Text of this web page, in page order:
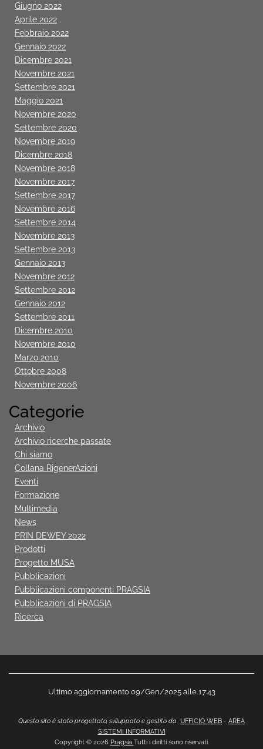
Giugno 2022
Aprile 2022
Febbraio 2022
Gennaio 2022
Dicembre 2021
Novembre 2021
Settembre 2021
Maggio 2021
Novembre 2020
Settembre 2020
Novembre 2019
Dicembre 2018
Novembre 2018
Novembre 2017
Settembre 2017
Novembre 2016
Settembre 2014
Novembre 2013
Settembre 2013
Gennaio 2013
Novembre 2012
Settembre 2012
Gennaio 2012
Settembre 2011
Dicembre 2010
Novembre 2010
Marzo 2010
Ottobre 2008
Novembre 2006
Categorie
Archivio
Archivio ricerche passate
Chi siamo
Collana RigenerAzioni
Eventi
Formazione
Multimedia
News
PRIN DEWEY 2022
Prodotti
Progetto MUSA
Pubblicazioni
Pubblicazioni componenti PRAGSIA
Pubblicazioni di PRAGSIA
Ricerca
Ultimo aggiornamento 09/Gen/2025 alle 17:43
Questo sito è stato progettato, sviluppato e gestito da UFFICIO WEB - AREA
SISTEMI INFORMATIVI
Copyright © 2026 Pragsia Tutti i diritti sono riservati.